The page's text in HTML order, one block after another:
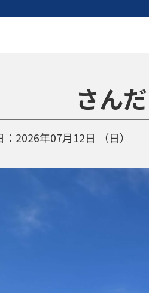
さん
2026年07月12日 （日）